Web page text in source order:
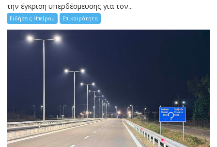
την έγκριση υπερδέσμευσης για τον...
Ειδήσεις Ηπείρου Επικαιρότητα